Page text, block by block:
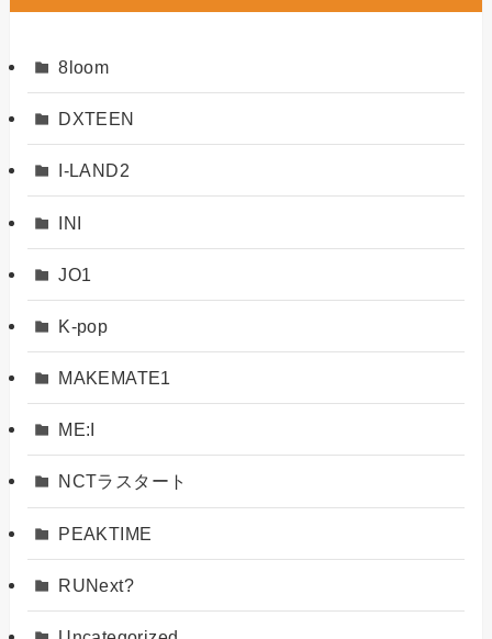
8loom
DXTEEN
I-LAND2
INI
JO1
K-pop
MAKEMATE1
ME:I
NCTラスタート
PEAKTIME
RUNext?